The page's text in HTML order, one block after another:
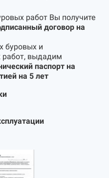
работ Вы получите
договор на
буровых и
работ, выдадим
паспорт на
на 5 лет